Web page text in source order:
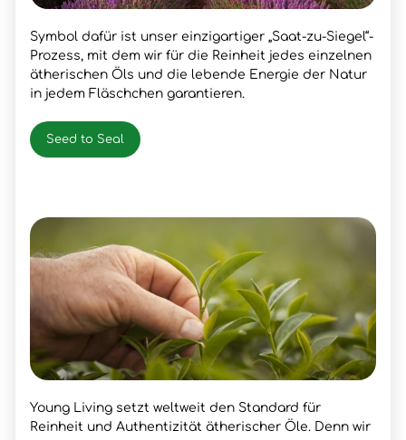
Symbol dafür ist unser einzigartiger „Saat-zu-Siegel“-
Prozess, mit dem wir für die Reinheit jedes einzelnen
ätherischen Öls und die lebende Energie der Natur
in jedem Fläschchen garantieren.
Seed to Seal
Young Living setzt weltweit den Standard für
Reinheit und Authentizität ätherischer Öle. Denn wir